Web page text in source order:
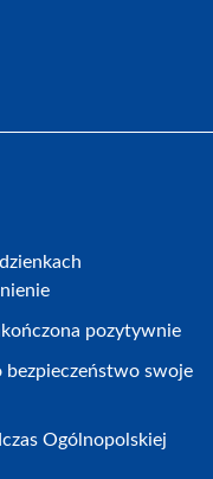
pozytywnie
bezpieczeństwo swoje
Ogólnopolskiej